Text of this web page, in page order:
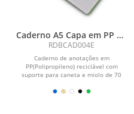
Caderno A5 Capa em PP de
anotações
RDBCAD004E
Caderno de anotações em
PP(Polipropileno) reciclável com
suporte para caneta e miolo de 70